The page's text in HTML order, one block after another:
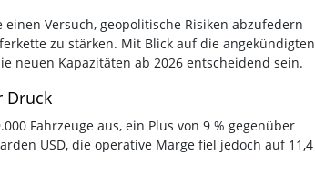
Versuch, geopolitische Risiken abzufedern
zu stärken. Mit Blick auf die angekündigten
neuen Kapazitäten ab 2026 entscheidend sein.
Druck
Fahrzeuge aus, ein Plus von 9 % gegenüber
USD, die operative Marge fiel jedoch auf 11,4